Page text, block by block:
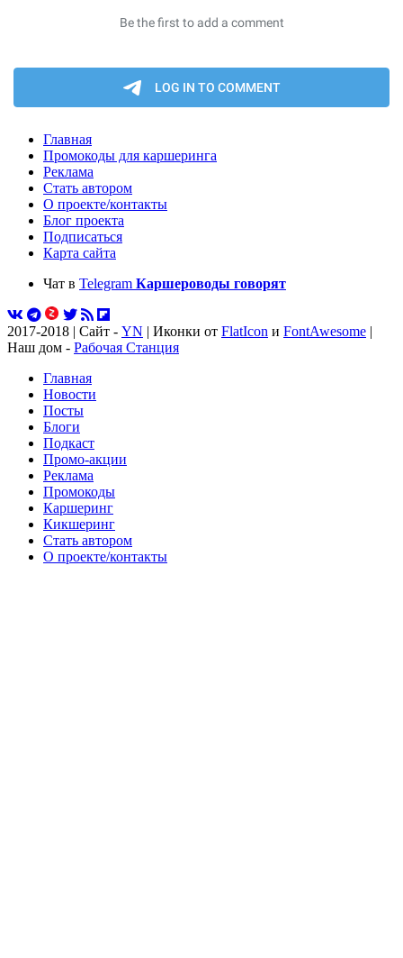
Главная
Промокоды для каршеринга
Реклама
Стать автором
О проекте/контакты
Блог проекта
Подписаться
Карта сайта
Чат в Telegram Каршероводы говорят
2017-2018 | Сайт - YN | Иконки от FlatIcon и FontAwesome |
Наш дом - Рабочая Станция
Главная
Новости
Посты
Блоги
Подкаст
Промо-акции
Реклама
Промокоды
Каршеринг
Кикшеринг
Стать автором
О проекте/контакты